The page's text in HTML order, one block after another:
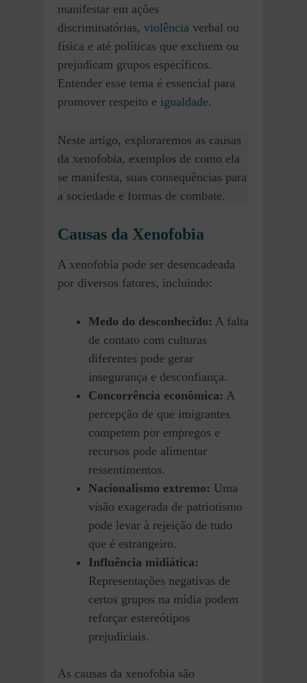
manifestar em ações
discriminatórias, violência verbal ou
física e até políticas que excluem ou
prejudicam grupos específicos.
Entender esse tema é essencial para
promover respeito e igualdade.
Neste artigo, exploraremos as causas
da xenofobia, exemplos de como ela
se manifesta, suas consequências para
a sociedade e formas de combate.
Causas da Xenofobia
A xenofobia pode ser desencadeada
por diversos fatores, incluindo:
Medo do desconhecido: A falta
de contato com culturas
diferentes pode gerar
insegurança e desconfiança.
Concorrência econômica: A
percepção de que imigrantes
competem por empregos e
recursos pode alimentar
ressentimentos.
Nacionalismo extremo: Uma
visão exagerada de patriotismo
pode levar à rejeição de tudo
que é estrangeiro.
Influência midiática:
Representações negativas de
certos grupos na mídia podem
reforçar estereótipos
prejudiciais.
As causas da xenofobia são